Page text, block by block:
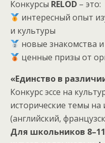
Конкурсы RELOD – это:
интересный опыт
и культуры
новые знакомства и
ценные призы от
«Единство в
Конкурс эссе на
исторические темы на
(английский,
Для школьников